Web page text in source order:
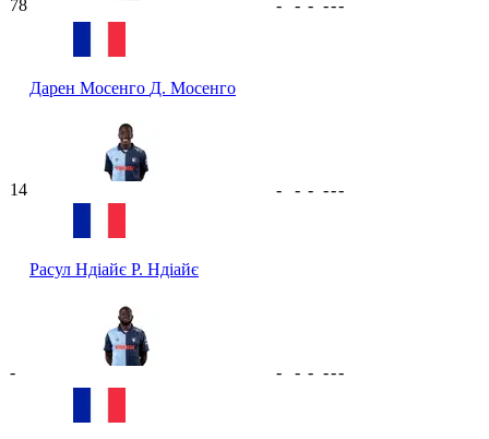
78
Дарен Мосенго Д. Мосенго
- - - ---
14
Расул Ндіайє Р. Ндіайє
- - - ---
- - - - ---